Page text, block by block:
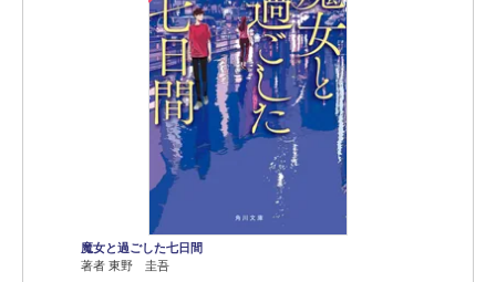
魔女と過ごした七日間
著者 東野 圭吾